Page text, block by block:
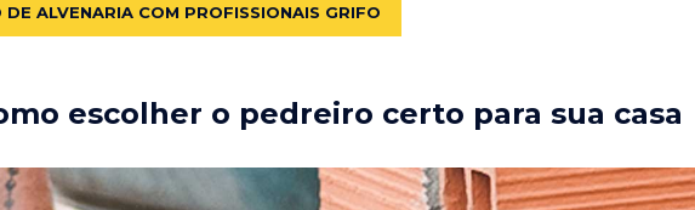
ALVENARIA COM PROFISSIONAIS GRIFO
escolher o pedreiro certo para sua casa